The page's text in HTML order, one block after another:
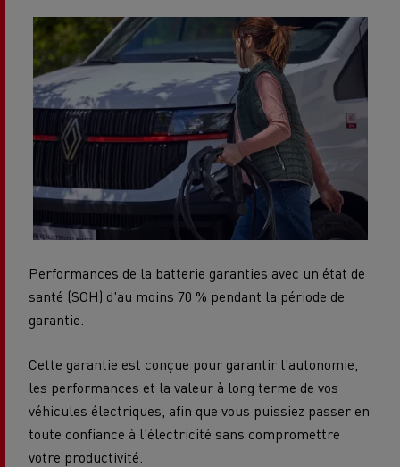
Performances de la batterie garanties avec un état de
santé (SOH) d'au moins 70 % pendant la période de
garantie.
Cette garantie est conçue pour garantir l'autonomie,
les performances et la valeur à long terme de vos
véhicules électriques, afin que vous puissiez passer en
toute confiance à l'électricité sans compromettre
votre productivité.